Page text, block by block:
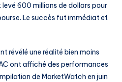
600 millions de dollars pour
Le succès fut immédiat et
révélé une réalité bien moins
ont affiché des performances
de MarketWatch en juin